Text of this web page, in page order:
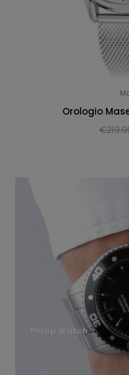
Orologio
€
Philip Watch